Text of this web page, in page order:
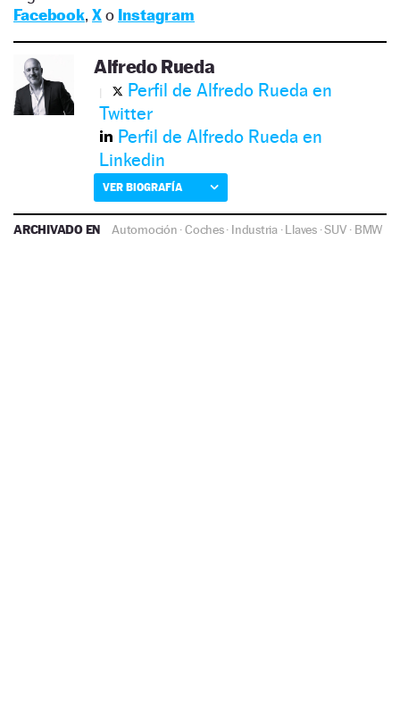
Facebook, Xo Instagram
Alfredo Rueda
Perfil de Alfredo Rueda en
Twitter
Perfil de Alfredo Rueda en
Linkedin
VER BIOGRAFÍA
ARCHIVADO EN Automoción ·Coches· Industria·Llaves·SUV · BMW